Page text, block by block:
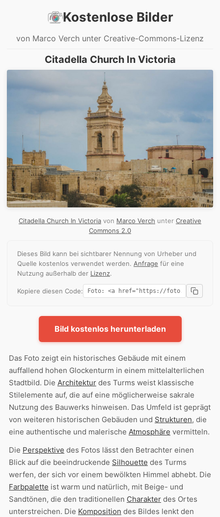
Kostenlose Bilder
von Marco Verch unter Creative-Commons-Lizenz
Citadella Church In Victoria
Citadella Church In Victoria von Marco Verch unter Creative
Commons 2.0
Dieses Bild kann bei sichtbarer Nennung von Urheber und
Quelle kostenlos verwendet werden. Anfrage für eine
Nutzung außerhalb der Lizenz.
Kopiere diesen Code:
Bild kostenlos herunterladen
Das Foto zeigt ein historisches Gebäude mit einem
auffallend hohen Glockenturm in einem mittelalterlichen
Stadtbild. Die Architektur des Turms weist klassische
Stilelemente auf, die auf eine möglicherweise sakrale
Nutzung des Bauwerks hinweisen. Das Umfeld ist geprägt
von weiteren historischen Gebäuden und Strukturen, die
eine authentische und malerische Atmosphäre vermitteln.
Die Perspektive des Fotos lässt den Betrachter einen
Blick auf die beeindruckende Silhouette des Turms
werfen, der sich vor einem bewölkten Himmel abhebt. Die
Farbpalette ist warm und natürlich, mit Beige- und
Sandtönen, die den traditionellen Charakter des Ortes
unterstreichen. Die Komposition des Bildes lenkt den